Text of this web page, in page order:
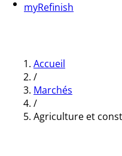
myRefinish
Accueil
/
Marchés
/
Agriculture et